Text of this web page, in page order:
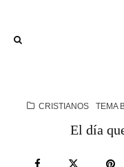
CRISTIANOS TEMA
El día